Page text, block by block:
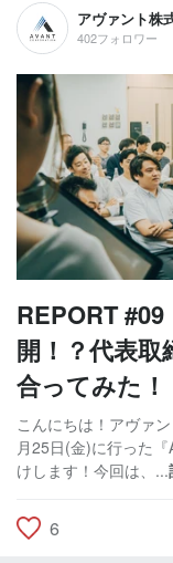
アヴァント株
402フォロワー
REPORT
開！？代表取
合ってみた！
こんにちは！アヴァ
月25日(金)に行った
けします！今回は、...
6